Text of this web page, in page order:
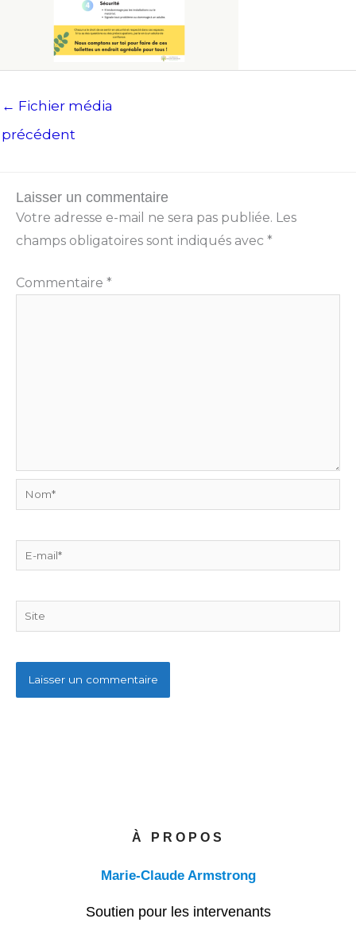
← Fichier média
précédent
Laisser un commentaire
Votre adresse e-mail ne sera pas publiée. Les
champs obligatoires sont indiqués avec *
Commentaire *
Nom*
E-
mail*
Site
À PROPOS
Marie-Claude Armstrong
Soutien pour les intervenants